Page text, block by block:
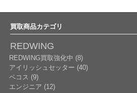
買取商品カテゴリ
REDWING
REDWING買取強化中 (8)
アイリッシュセッター (40)
ペコス (9)
エンジニア (12)